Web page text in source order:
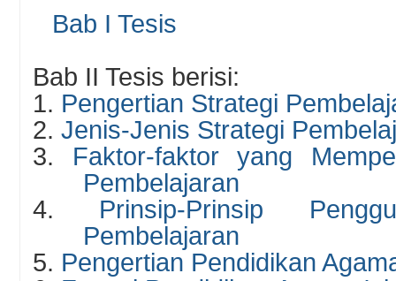
Bab I Tesis
Bab II Tesis berisi:
1. Pengertian Strategi
2. Jenis-Jenis Strategi
3. Faktor-faktor yang
Pembelajaran
4. Prinsip-Prinsip
Pembelajaran
5. Pengertian Pendidikan